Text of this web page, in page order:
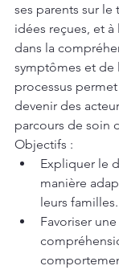
ses parents sur
idées reçues, et
dans la
symptômes et de
processus
devenir des
parcours de soin
Objectifs :
Expliquer le
manière
leurs familles.
Favoriser